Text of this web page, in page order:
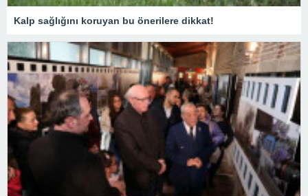
Kalp sağlığını koruyan bu önerilere dikkat!